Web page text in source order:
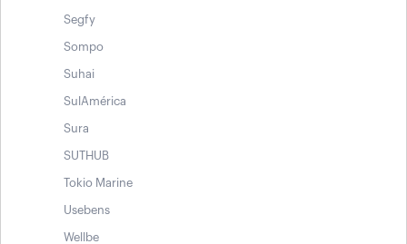
Segfy
Sompo
Suhai
SulAmérica
Sura
SUTHUB
Tokio Marine
Usebens
Wellbe